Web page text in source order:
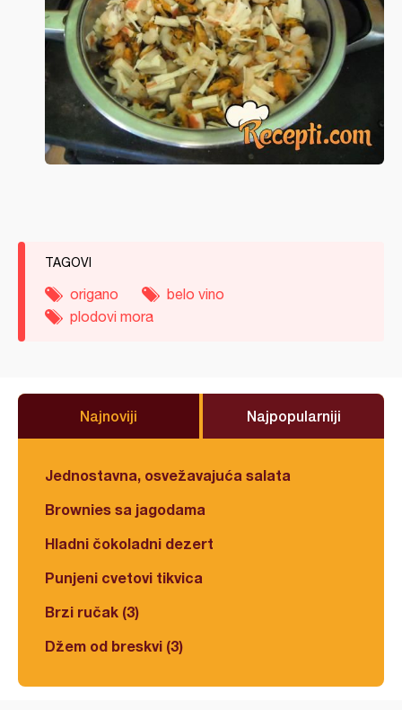
TAGOVI
origano
belo vino
plodovi mora
Najnoviji Najpopularniji
Jednostavna, osvežavajuća salata
Brownies sa jagodama
Hladni čokoladni dezert
Punjeni cvetovi tikvica
Brzi ručak (3)
Džem od breskvi (3)